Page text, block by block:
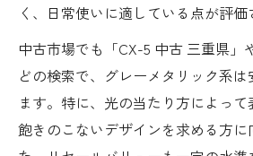
く、日常使いに適している点が評価
中古市場でも「CX-5 中古 三重県」
どの検索で、グレーメタリック系は
ます。特に、光の当たり方によって
飽きのこないデザインを求める方に